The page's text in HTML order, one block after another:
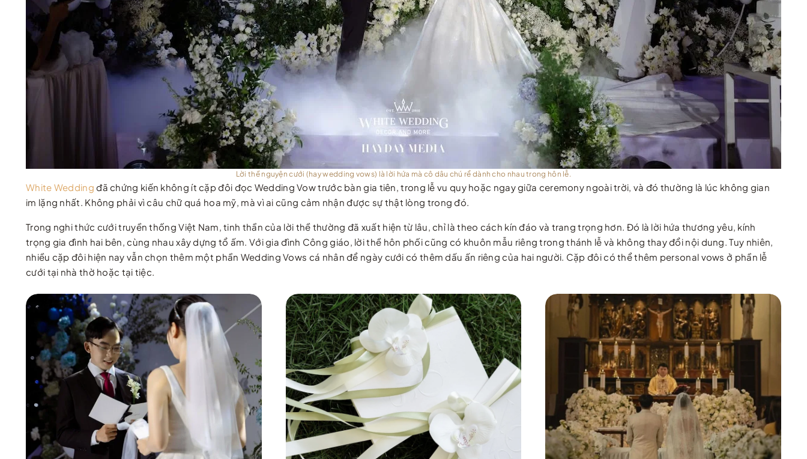
Lời thề nguyện cưới (hay wedding vows) là lời hứa mà cô dâu chú rể dành cho nhau trong hôn lễ.
White Wedding đã chứng kiến không ít cặp đôi đọc Wedding Vow trước bàn gia tiên, trong lễ vu quy hoặc ngay giữa ceremony ngoài trời, và đó thường là lúc không gian
im lặng nhất. Không phải vì câu chữ quá hoa mỹ, mà vì ai cũng cảm nhận được sự thật lòng trong đó.
Trong nghi thức cưới truyền thống Việt Nam, tinh thần của lời thề thường đã xuất hiện từ lâu, chỉ là theo cách kín đáo và trang trọng hơn. Đó là lời hứa thương yêu, kính
trọng gia đình hai bên, cùng nhau xây dựng tổ ấm. Với gia đình Công giáo, lời thề hôn phối cũng có khuôn mẫu riêng trong thánh lễ và không thay đổi nội dung.Tuy nhiên,
nhiều cặp đôi hiện nay vẫn chọn thêm một phần Wedding Vows cá nhân để ngày cưới có thêm dấu ấn riêng của hai người. Cặp đôi có thể thêm personal vows ở phần lễ
cưới tại nhà thờ hoặc tại tiệc.